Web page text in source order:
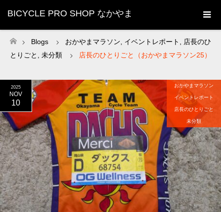
BICYCLE PRO SHOP なかやま
ホーム
Blogs おかやまマラソン イベントレポート
店長のひ
とりごと
未分類 店長のひとりごと（おかやまマラソン25）
2025
NOV
10
おかやまマラソン
イベントレポート
店長のひとりごと
未分類